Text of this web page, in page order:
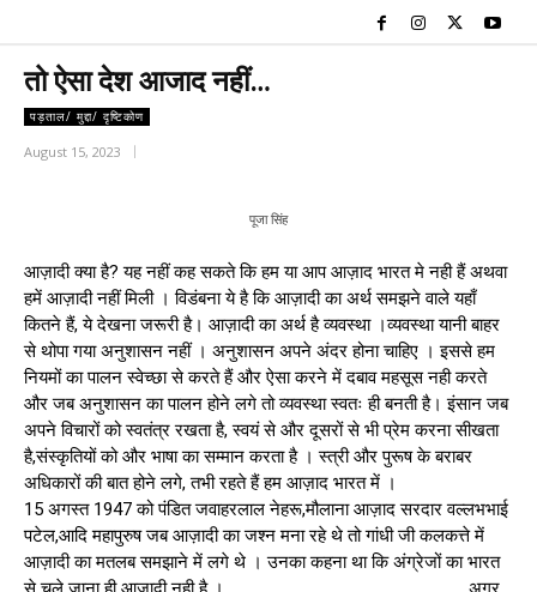
तो ऐसा देश आजाद नहीं…
पड़ताल/ मुद्दा/ दृष्टिकोण
August 15, 2023
पूजा सिंह
आज़ादी क्या है? यह नहीं कह सकते कि हम या आप आज़ाद भारत मे नही हैं अथवा
हमें आज़ादी नहीं मिली । विडंबना ये है कि आज़ादी का अर्थ समझने वाले यहाँ
कितने हैं, ये देखना जरूरी है। आज़ादी का अर्थ है व्यवस्था ।व्यवस्था यानी बाहर
से थोपा गया अनुशासन नहीं । अनुशासन अपने अंदर होना चाहिए । इससे हम
नियमों का पालन स्वेच्छा से करते हैं और ऐसा करने में दबाव महसूस नही करते
और जब अनुशासन का पालन होने लगे तो व्यवस्था स्वतः ही बनती है। इंसान जब
अपने विचारों को स्वतंत्र रखता है, स्वयं से और दूसरों से भी प्रेम करना सीखता
है,संस्कृतियों को और भाषा का सम्मान करता है । स्त्री और पुरूष के बराबर
अधिकारों की बात होने लगे, तभी रहते हैं हम आज़ाद भारत में ।
15 अगस्त 1947 को पंडित जवाहरलाल नेहरू,मौलाना आज़ाद सरदार वल्लभभाई
पटेल,आदि महापुरुष जब आज़ादी का जश्न मना रहे थे तो गांधी जी कलकत्ते में
आज़ादी का मतलब समझाने में लगे थे । उनका कहना था कि अंग्रेजों का भारत